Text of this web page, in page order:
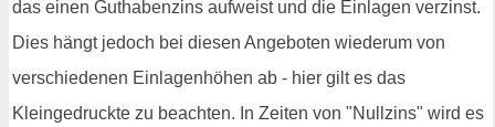
das einen Guthabenzins aufweist und die Einlagen verzinst.
Dies hängt jedoch bei diesen Angeboten wiederum von
verschiedenen Einlagenhöhen ab - hier gilt es das
Kleingedruckte zu beachten. In Zeiten von "Nullzins" wird es